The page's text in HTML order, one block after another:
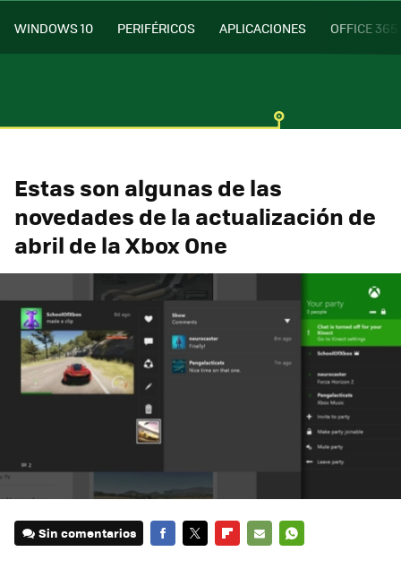
WINDOWS 10 PERIFÉRICOS APLICACIONES OFFICE 365
Estas son algunas de las
novedades de la actualización de
abril de la Xbox One
Sin comentarios